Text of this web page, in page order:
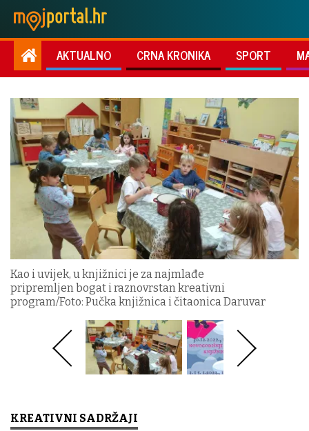
AKTUALNO CRNA KRONIKA SPORT
Kao i uvijek, u knjižnici je za najmlađe
pripremljen bogat i raznovrstan kreativni
program/Foto: Pučka knjižnica i čitaonica Daruvar
KREATIVNI SADRŽAJI